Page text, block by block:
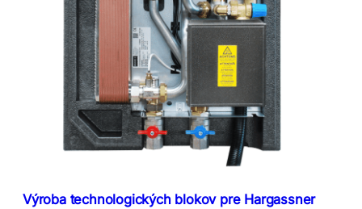
Výroba technologických blokov pre Hargassner